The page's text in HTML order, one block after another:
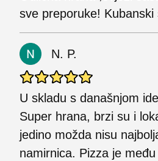
sve preporuke! Kubanski
N. P.
U skladu s današnjom
Super hrana, brzi su i
jedino možda nisu
namirnica. Pizza je